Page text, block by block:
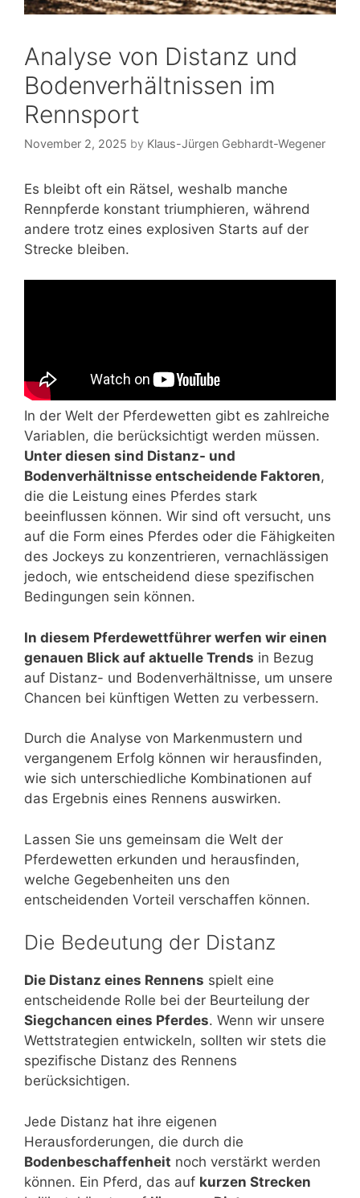
Analyse von Distanz und
Bodenverhältnissen im
Rennsport
November 2, 2025 by Klaus-Jürgen Gebhardt-Wegener
Es bleibt oft ein Rätsel, weshalb manche
Rennpferde konstant triumphieren, während
andere trotz eines explosiven Starts auf der
Strecke bleiben.
In der Welt der Pferdewetten gibt es zahlreiche
Variablen, die berücksichtigt werden müssen.
Unter diesen sind Distanz- und
Bodenverhältnisse entscheidende Faktoren,
die die Leistung eines Pferdes stark
beeinflussen können. Wir sind oft versucht, uns
auf die Form eines Pferdes oder die Fähigkeiten
des Jockeys zu konzentrieren, vernachlässigen
jedoch, wie entscheidend diese spezifischen
Bedingungen sein können.
In diesem Pferdewettführer werfen wir einen
genauen Blick auf aktuelle Trends in Bezug
auf Distanz- und Bodenverhältnisse, um unsere
Chancen bei künftigen Wetten zu verbessern.
Durch die Analyse von Markenmustern und
vergangenem Erfolg können wir herausfinden,
wie sich unterschiedliche Kombinationen auf
das Ergebnis eines Rennens auswirken.
Lassen Sie uns gemeinsam die Welt der
Pferdewetten erkunden und herausfinden,
welche Gegebenheiten uns den
entscheidenden Vorteil verschaffen können.
Die Bedeutung der Distanz
Die Distanz eines Rennens spielt eine
entscheidende Rolle bei der Beurteilung der
Siegchancen eines Pferdes. Wenn wir unsere
Wettstrategien entwickeln, sollten wir stets die
spezifische Distanz des Rennens
berücksichtigen.
Jede Distanz hat ihre eigenen
Herausforderungen, die durch die
Bodenbeschaffenheit noch verstärkt werden
können. Ein Pferd, das auf kurzen Strecken